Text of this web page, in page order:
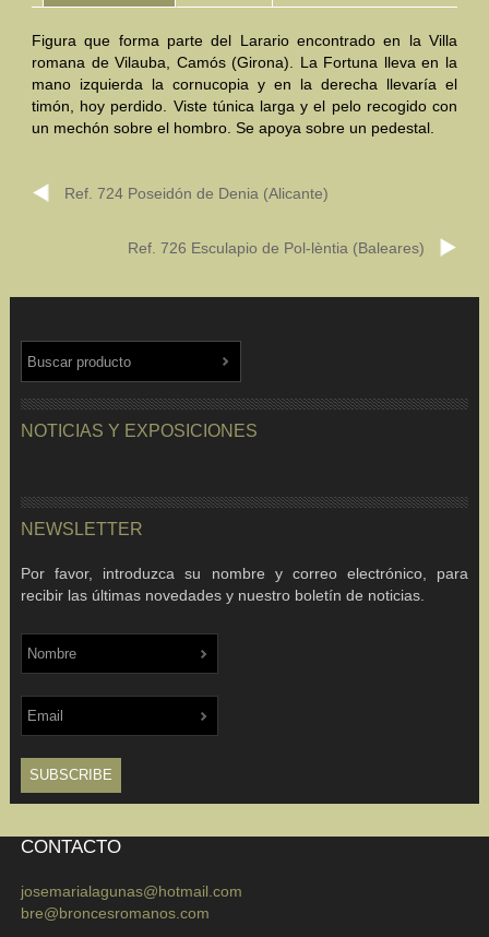
Otras Civilizaciones
Trabajos Especiales
Referencias
Figura que forma parte del Larario encontrado en la Villa
romana de Vilauba, Camós (Girona). La Fortuna lleva en la
mano izquierda la cornucopia y en la derecha llevaría el
timón, hoy perdido. Viste túnica larga y el pelo recogido con
un mechón sobre el hombro. Se apoya sobre un pedestal.
Ref. 724 Poseidón de Denia (Alicante)
Ref. 726 Esculapio de Pol-lèntia (Baleares)
NOTICIAS Y EXPOSICIONES
NEWSLETTER
Por favor, introduzca su nombre y correo electrónico, para
recibir las últimas novedades y nuestro boletín de noticias.
CONTACTO
josemarialagunas@hotmail.com
bre@broncesromanos.com